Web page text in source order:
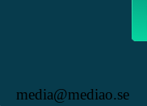
media@mediao.se